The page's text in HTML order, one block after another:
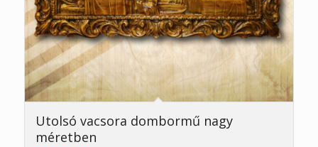
Utolsó vacsora dombormű nagy
méretben